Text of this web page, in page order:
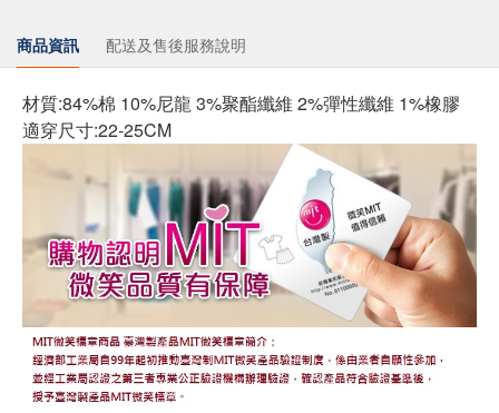
商品資訊 配送及售後服務說明
材質:84%棉 10%尼龍 3%聚酯纖維 2%彈性纖維 1%橡膠
適穿尺寸:22-25CM